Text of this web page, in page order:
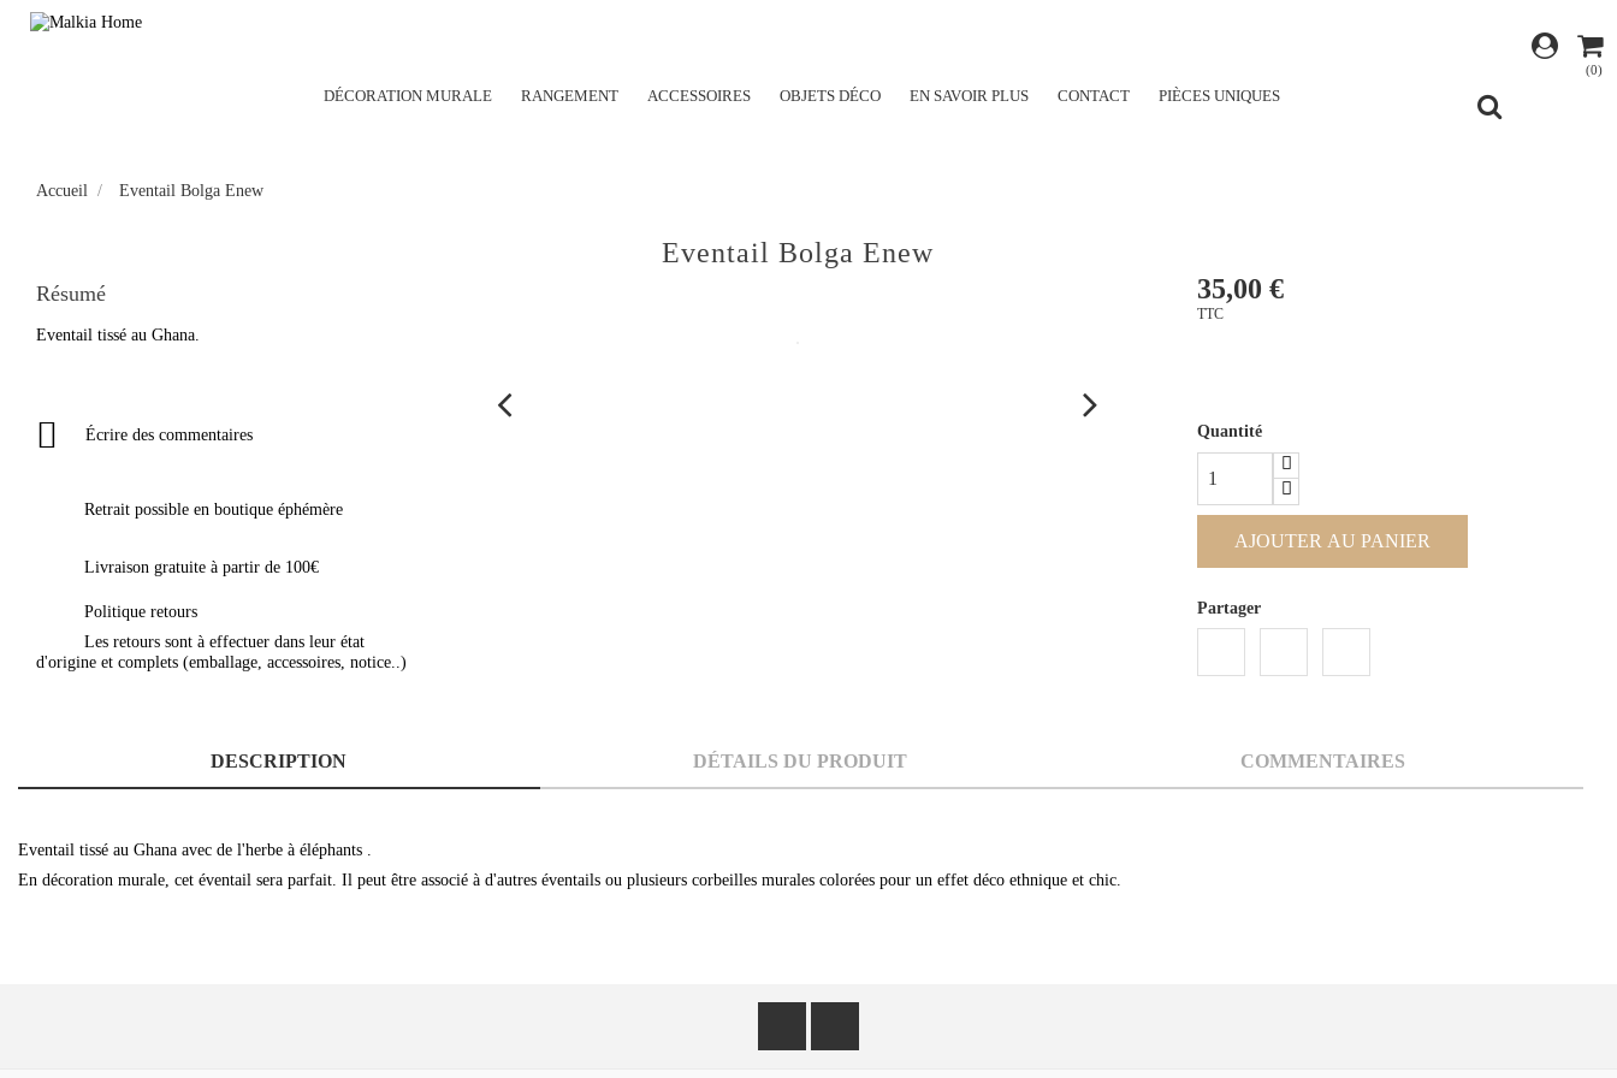
DÉCORATION MURALE RANGEMENT ACCESSOIRES OBJETS DÉCO EN SAVOIR PLUS CONTACT PIÈCES UNIQUES
(0)
Accueil Eventail Bolga Enew
Résumé
Eventail tissé au Ghana.
 Écrire des commentaires
Retrait possible en boutique éphémère
Livraison gratuite à partir de 100€
Politique retours
Les retours sont à effectuer dans leur état
d'origine et complets (emballage, accessoires, notice..)
Eventail Bolga Enew
35,00 €
TTC
Quantité
AJOUTER AU PANIER
Partager
DESCRIPTION DÉTAILS DU PRODUIT COMMENTAIRES
Eventail tissé au Ghana avec de l'herbe à éléphants .
En décoration murale, cet éventail sera parfait. Il peut être associé à d'autres éventails ou plusieurs corbeilles murales colorées pour un effet déco ethnique et chic.